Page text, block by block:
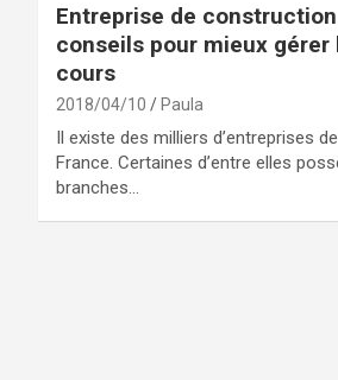
Entreprise de
conseils pour mieux gérer
cours
2018/04/10 Paula
Il existe des milliers d’entreprises
France. Certaines d’entre elles
branches…